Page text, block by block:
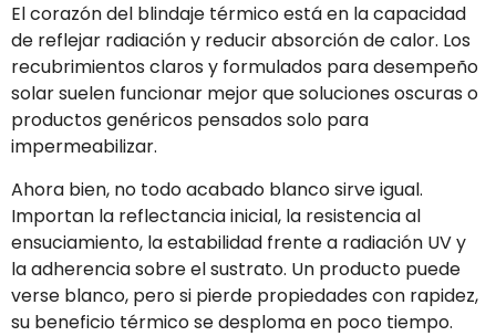
El corazón del blindaje térmico está en la capacidad
de reflejar radiación y reducir absorción de calor. Los
recubrimientos claros y formulados para desempeño
solar suelen funcionar mejor que soluciones oscuras o
productos genéricos pensados solo para
impermeabilizar.
Ahora bien, no todo acabado blanco sirve igual.
Importan la reflectancia inicial, la resistencia al
ensuciamiento, la estabilidad frente a radiación UV y
la adherencia sobre el sustrato. Un producto puede
verse blanco, pero si pierde propiedades con rapidez,
su beneficio térmico se desploma en poco tiempo.